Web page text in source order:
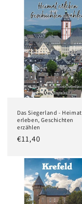
Das Siegerland - Heimat
erleben, Geschichten
erzählen
Normaler
€11,40